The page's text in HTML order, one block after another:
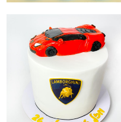
עוגה בעיצוב מכונית למבורגיני
התקשר/י